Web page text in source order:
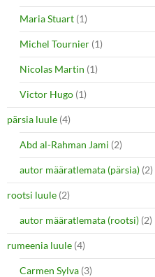
Maria Stuart (1)
Michel Tournier (1)
Nicolas Martin (1)
Victor Hugo (1)
pärsia luule (4)
Abd al-Rahman Jami (2)
autor määratlemata (pärsia) (2)
rootsi luule (2)
autor määratlemata (rootsi) (2)
rumeenia luule (4)
Carmen Sylva (3)